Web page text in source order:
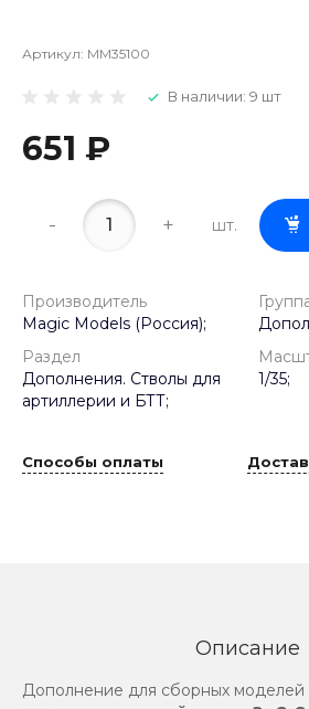
Артикул: MM35100
В наличии: 9 шт
651 ₽
- + шт.
Производитель
Magic Models (Россия);
Раздел
Дополнения. Стволы для
артиллерии и БТТ;
1/35;
Способы оплаты
Описание
Дополнение для сборных моделей